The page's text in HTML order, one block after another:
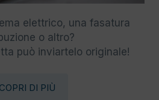
elettrico, una fasatura
o altro?
può inviartelo originale!
DI PIÙ